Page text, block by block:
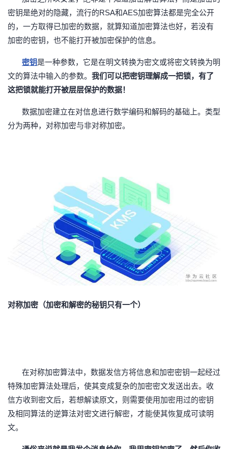
密钥是绝对的隐藏，流行的RSA和AES加密算法都是完全公开
的，一方取得已加密的数据，就算知道加密算法也好，若没有
加密的密钥，也不能打开被加密保护的信息。
密钥是一种参数，它是在明文转换为密文或将密文转换为明
文的算法中输入的参数。 我们可以把密钥理解成一把锁，有了
这把锁就能打开被层层保护的数据！
数据加密建立在对信息进行数学编码和解码的基础上。类型
分为两种，对称加密与非对称加密。
对称加密（加密和解密的秘钥只有一个）
在对称加密算法中，数据发信方将信息和加密密钥一起经过
特殊加密算法处理后，使其变成复杂的加密密文发送出去。收
信方收到密文后，若想解读原文，则需要使用加密用过的密钥
及相同算法的逆算法对密文进行解密，才能使其恢复成可读明
文。